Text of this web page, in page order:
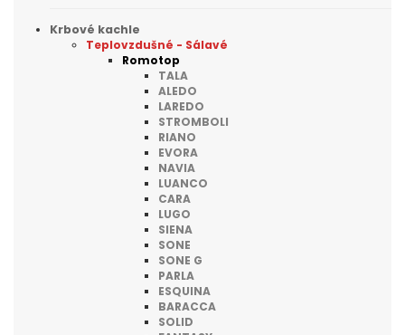
Krbové kachle
Teplovzdušné - Sálavé
Romotop
TALA
ALEDO
LAREDO
STROMBOLI
RIANO
EVORA
NAVIA
LUANCO
CARA
LUGO
SIENA
SONE
SONE G
PARLA
ESQUINA
BARACCA
SOLID